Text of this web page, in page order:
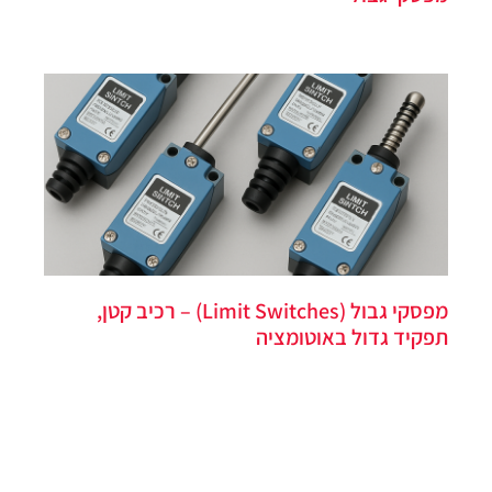
מפסקי גבול (Limit Switches) – רכיב קטן,
תפקיד גדול באוטומציה